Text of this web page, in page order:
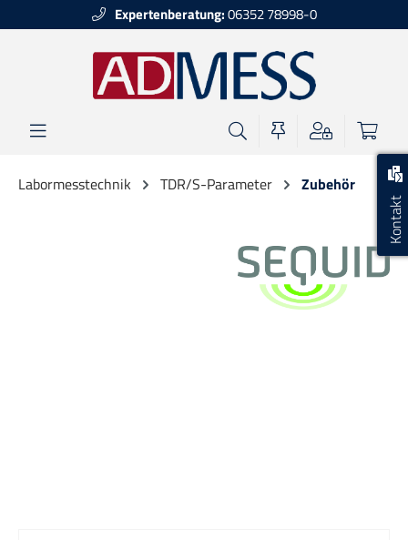
Kontakt
Expertenberatung:06352 78998-0
Labormesstechnik TDR/S-Parameter Zubehör